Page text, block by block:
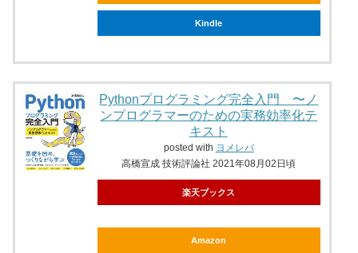
Kindle
Pythonプログラミング完全入門 〜ノ
ンプログラマーのための実務効率化テ
キスト
posted with ヨメレバ
高橋宣成 技術評論社 2021年08月02日頃
楽天ブックス
Amazon